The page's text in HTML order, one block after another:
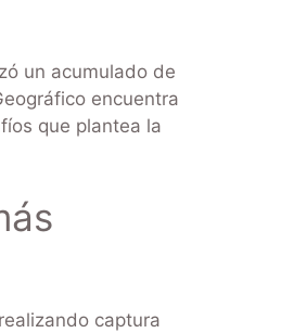
un acumulado de
encuentra
que plantea la
captura